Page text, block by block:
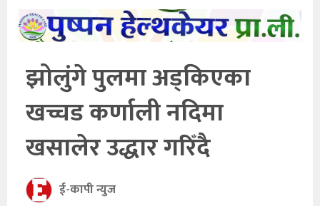
झोलुंगे पुलमा अड्किएका
खच्चड कर्णाली नदिमा
खसालेर उद्धार गरिँदै
ई-कापी न्युज